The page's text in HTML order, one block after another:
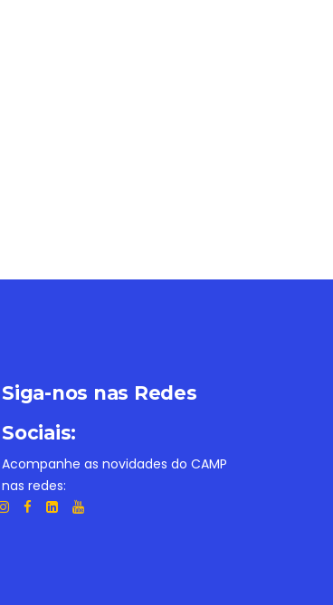
Siga-nos nas Redes
Sociais:
Acompanhe as novidades do CAMP
nas redes: